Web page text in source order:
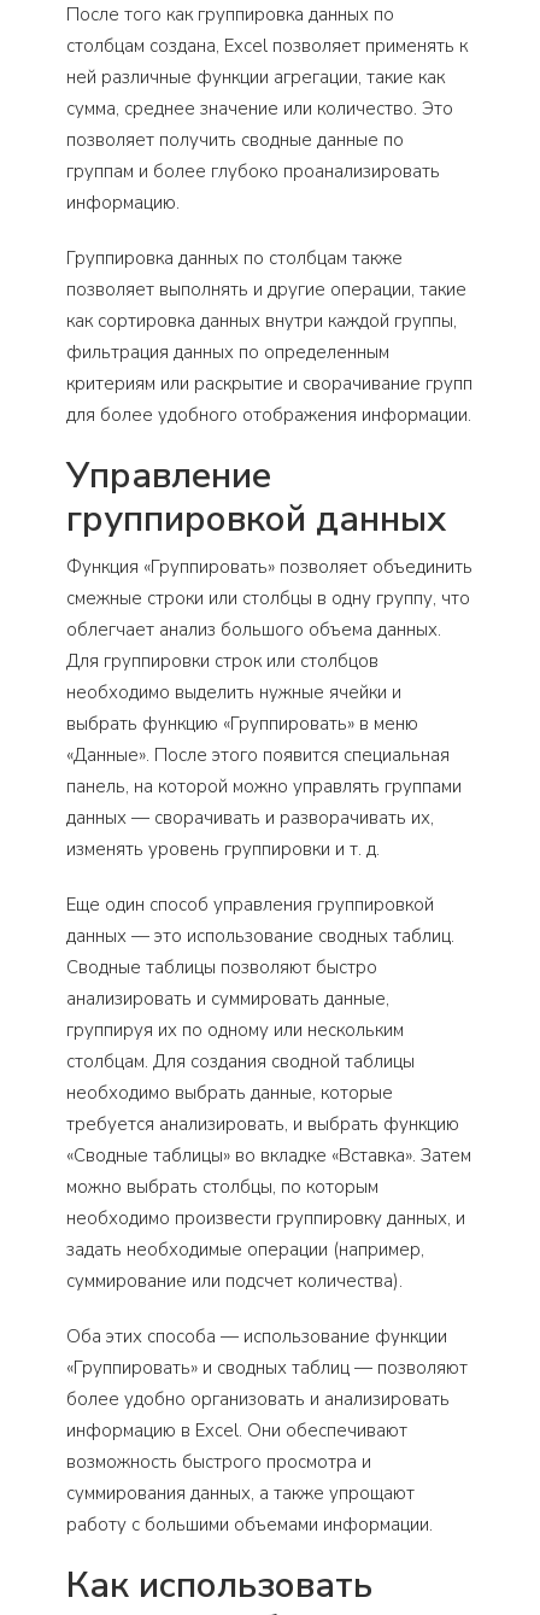
После того как группировка данных по
столбцам создана, Excel позволяет применять к
ней различные функции агрегации, такие как
сумма, среднее значение или количество. Это
позволяет получить сводные данные по
группам и более глубоко проанализировать
информацию.
Группировка данных по столбцам также
позволяет выполнять и другие операции, такие
как сортировка данных внутри каждой группы,
фильтрация данных по определенным
критериям или раскрытие и сворачивание групп
для более удобного отображения информации.
Управление
группировкой данных
Функция «Группировать» позволяет объединить
смежные строки или столбцы в одну группу, что
облегчает анализ большого объема данных.
Для группировки строк или столбцов
необходимо выделить нужные ячейки и
выбрать функцию «Группировать» в меню
«Данные». После этого появится специальная
панель, на которой можно управлять группами
данных — сворачивать и разворачивать их,
изменять уровень группировки и т. д.
Еще один способ управления группировкой
данных — это использование сводных таблиц.
Сводные таблицы позволяют быстро
анализировать и суммировать данные,
группируя их по одному или нескольким
столбцам. Для создания сводной таблицы
необходимо выбрать данные, которые
требуется анализировать, и выбрать функцию
«Сводные таблицы» во вкладке «Вставка». Затем
можно выбрать столбцы, по которым
необходимо произвести группировку данных, и
задать необходимые операции (например,
суммирование или подсчет количества).
Оба этих способа — использование функции
«Группировать» и сводных таблиц — позволяют
более удобно организовать и анализировать
информацию в Excel. Они обеспечивают
возможность быстрого просмотра и
суммирования данных, а также упрощают
работу с большими объемами информации.
Как использовать